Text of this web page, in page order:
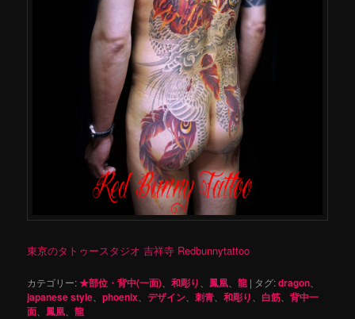
東京のタトゥースタジオ 吉祥寺 Redbunnytattoo
カテゴリー:★部位・背中(一面) 、和彫り 鳳凰 、龍 | タグ:dragon
japanese style 、phoenix 、デザイン 、刺青 、和彫り 白筋 、背中一
面
鳳凰 、龍